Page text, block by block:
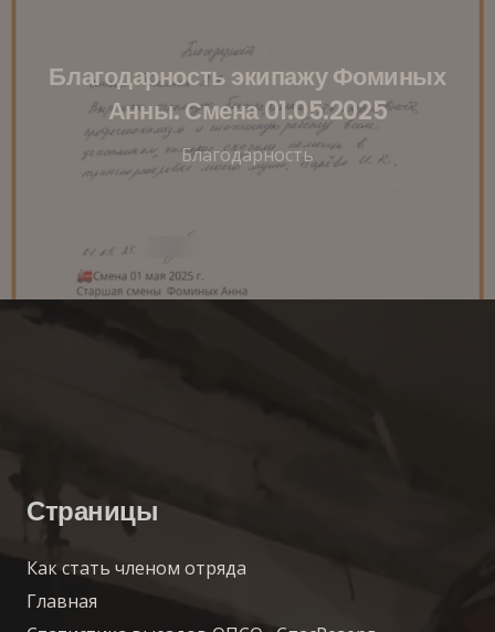
Благодарность экипажу Фоминых
Анны. Смена 01.05.2025
Благодарность
Страницы
Как стать членом отряда
Главная